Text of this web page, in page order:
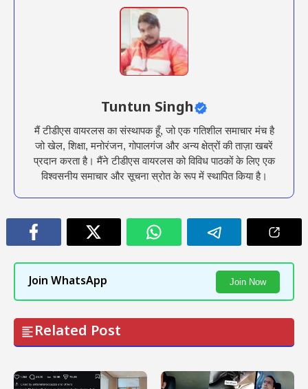
Tuntun Singh
मैं टीडीएस वायरलस का संस्थापक हूँ, जो एक गतिशील समाचार मंच है
जो खेल, शिक्षा, मनोरंजन, गोपालगंज और अन्य क्षेत्रों की ताज़ा खबरें
प्रदान करता है। मैंने टीडीएस वायरलस को विविध पाठकों के लिए एक
विश्वसनीय समाचार और सूचना स्रोत के रूप में स्थापित किया है।
Join WhatsApp Join Now
Related Post